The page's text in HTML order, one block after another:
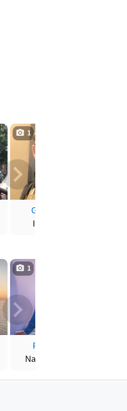
Gyuri
1
Robi
Nagymegyer
1